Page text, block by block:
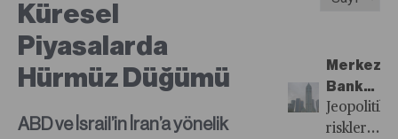
Küresel
Piyasalarda
Hürmüz Düğümü
ABD ve İsrail’in İran’a yönelik
Merkez
Bankası
Faiz
Jeopolitik
risklerin